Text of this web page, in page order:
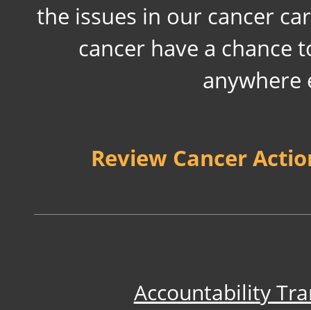
the issues in our cancer
cancer have a chance
anywhere
Review Cancer
Accountability